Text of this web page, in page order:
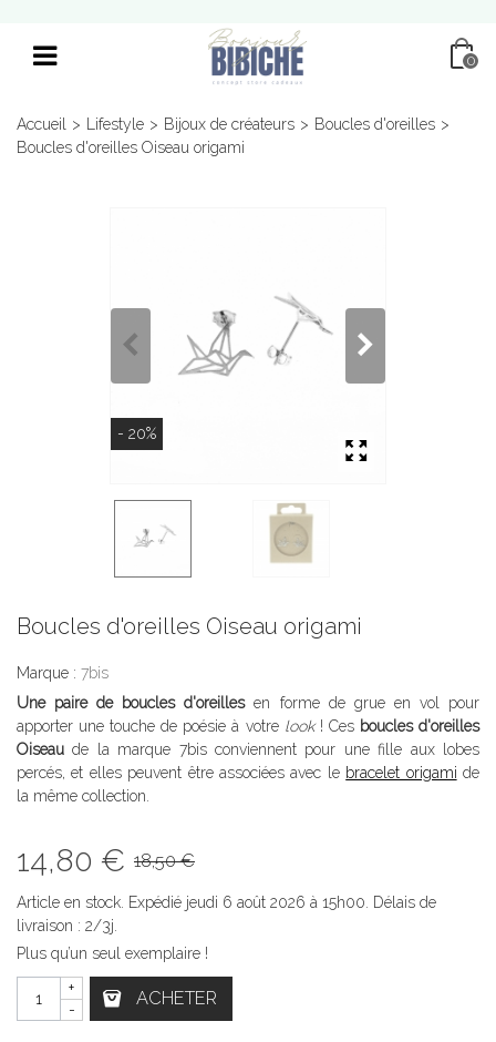
0
Accueil > Lifestyle > Bijoux de créateurs > Boucles d'oreilles >
Boucles d'oreilles Oiseau origami
- 20%
Boucles d'oreilles Oiseau origami
Marque : 7bis
Une paire de boucles d'oreillesen forme de grue en vol pour
apporter une touche de poésie à votre look! Ces boucles d'oreilles
Oiseau de la marque 7bis conviennent pour une fille aux lobes
percés, et elles peuvent être associées avec le bracelet origami de
la même collection.
14,80 € 18,50 €
Article en stock. Expédié jeudi 6 août 2026 à 15h00. Délais de
livraison : 2/3j.
Plus qu’un seul exemplaire !
-
+ ACHETER